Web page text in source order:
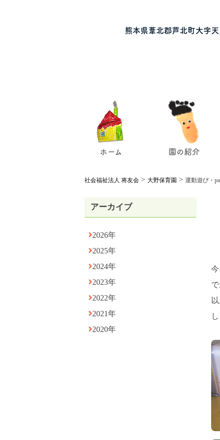
熊本県葦北郡芦北町大字
ホーム 園の紹介
社会福祉法人 将友会 > 大野保育園 > 運動遊び・
アーカイブ
2026年
2025年
2024年
2023年
2022年
2021年
2020年